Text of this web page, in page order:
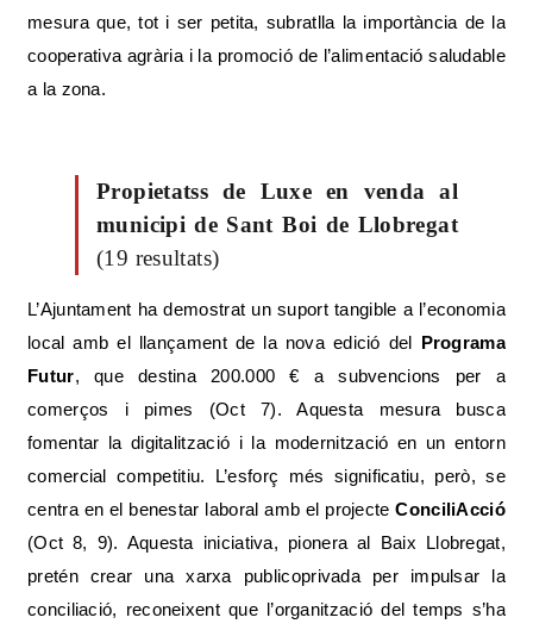
mesura que, tot i ser petita, subratlla la importància de la
cooperativa agrària i la promoció de l’alimentació saludable
a la zona.
Propietatss de Luxe en venda al
municipi de Sant Boi de Llobregat
(19 resultats)
L’Ajuntament ha demostrat un suport tangible a l’economia
local amb el llançament de la nova edició del Programa
Futur, que destina 200.000 € a subvencions per a
comerços i pimes (Oct 7). Aquesta mesura busca
fomentar la digitalització i la modernització en un entorn
comercial competitiu. L’esforç més significatiu, però, se
centra en el benestar laboral amb el projecteConciliAcció
(Oct 8, 9). Aquesta iniciativa, pionera al Baix Llobregat,
pretén crear una xarxa publicoprivada per impulsar la
conciliació, reconeixent que l’organització del temps s’ha